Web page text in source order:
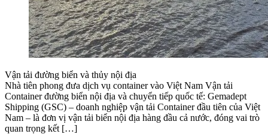
Vận tải đường biển và thủy nội địa
Nhà tiên phong đưa dịch vụ container vào Việt Nam Vận tải
Container đường biển nội địa và chuyển tiếp quốc tế: Gemadept
Shipping (GSC) – doanh nghiệp vận tải Container đầu tiên của Việt
Nam – là đơn vị vận tải biển nội địa hàng đầu cả nước, đóng vai trò
quan trọng kết […]